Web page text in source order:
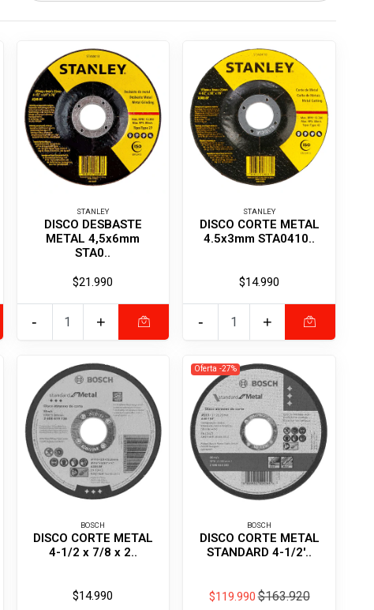
STANLEY
DISCO DESBASTE
METAL 4,5x6mm
STA0..
$21.990
+
-
STANLEY
DISCO CORTE METAL
4.5x3mm STA0410..
$14.990
+
-
BOSCH
DISCO CORTE METAL
4-1/2 x 7/8 x 2..
$14.990
Oferta -27%
BOSCH
DISCO CORTE METAL
STANDARD 4-1/2'..
$119.990 $163.920